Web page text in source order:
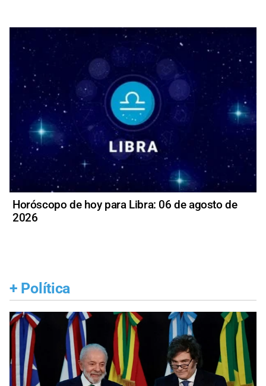
Horóscopo de hoy para Libra: 06 de agosto de
2026
+ Política